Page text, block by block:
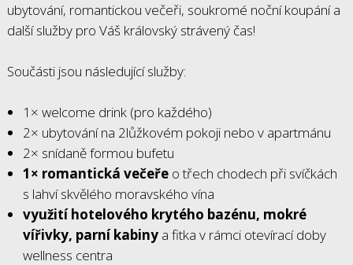
ubytování, romantickou večeři, soukromé noční koupání a
další služby pro Váš královský strávený čas!
Součásti jsou následující služby:
1× welcome drink (pro každého)
2× ubytování na 2lůžkovém pokoji nebo v apartmánu
2× snídaně formou bufetu
1× romantická večeřeo třech chodech při svíčkách
s lahví skvělého moravského vína
využití hotelového krytého bazénu, mokré
vířivky, parní kabinya fitka v rámci otevírací doby
wellness centra